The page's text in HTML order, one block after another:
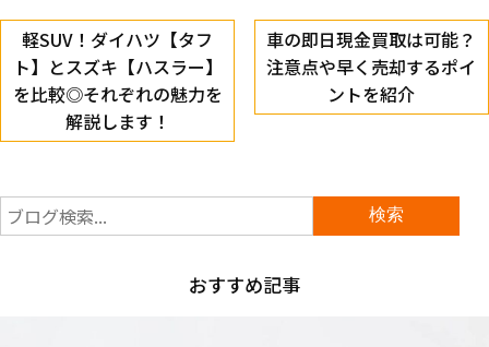
軽SUV！ダイハツ【タフ
ト】とスズキ【ハスラー】
を比較◎それぞれの魅力を
解説します！
車の即日現金買取は可能？
注意点や早く売却するポイ
ントを紹介
おすすめ記事